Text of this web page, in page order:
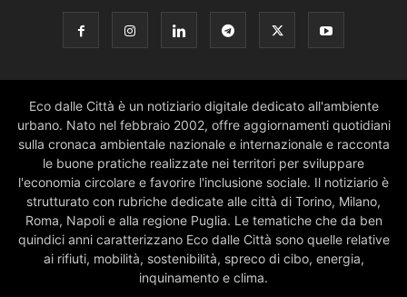
Eco dalle Città è un notiziario digitale dedicato all'ambiente
urbano. Nato nel febbraio 2002, offre aggiornamenti quotidiani
sulla cronaca ambientale nazionale e internazionale e racconta
le buone pratiche realizzate nei territori per sviluppare
l'economia circolare e favorire l'inclusione sociale. Il notiziario è
strutturato con rubriche dedicate alle città di Torino, Milano,
Roma, Napoli e alla regione Puglia. Le tematiche che da ben
quindici anni caratterizzano Eco dalle Città sono quelle relative
ai rifiuti, mobilità, sostenibilità, spreco di cibo, energia,
inquinamento e clima.